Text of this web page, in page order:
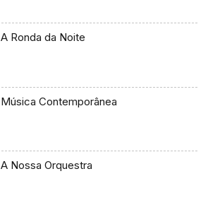
A Ronda da Noite
Música Contemporânea
A Nossa Orquestra